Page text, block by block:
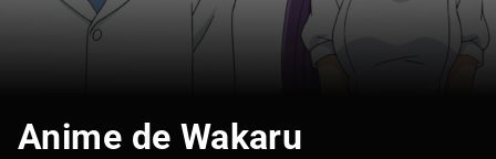
Anime de Wakaru